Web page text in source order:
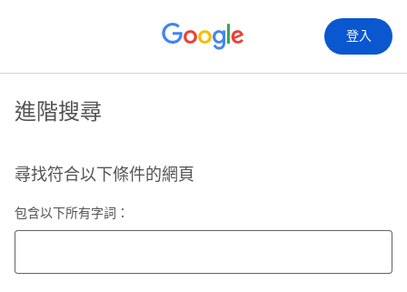
登入
進階搜尋
尋找符合以下條件的網頁
包含以下所有字詞：